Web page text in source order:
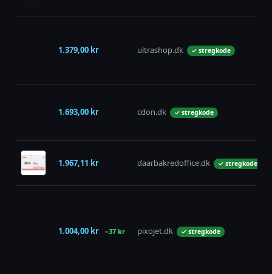
1.379,00 kr ultrashop.dk ✓ stregkode
1.693,00 kr cdon.dk ✓ stregkode
1.967,11 kr daarbakredoffice.dk ✓ stregkode
1.004,00 kr −37 kr pixojet.dk ✓ stregkode